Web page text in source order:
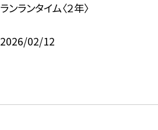
ランランタイム〈２年〉
2026/02/12